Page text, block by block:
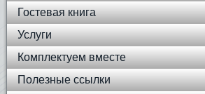
Гостевая книга
Услуги
Комплектуем вместе
Полезные ссылки